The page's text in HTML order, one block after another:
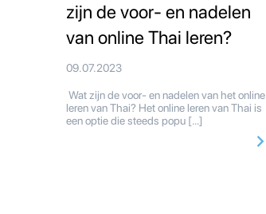
zijn de voor- en nadelen
van online Thai leren?
09.07.2023
Wat zijn de voor- en nadelen van het online
leren van Thai? Het online leren van Thai is
een optie die steeds popu […]